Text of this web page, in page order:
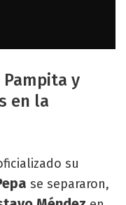
y
en la
su
se separaron,